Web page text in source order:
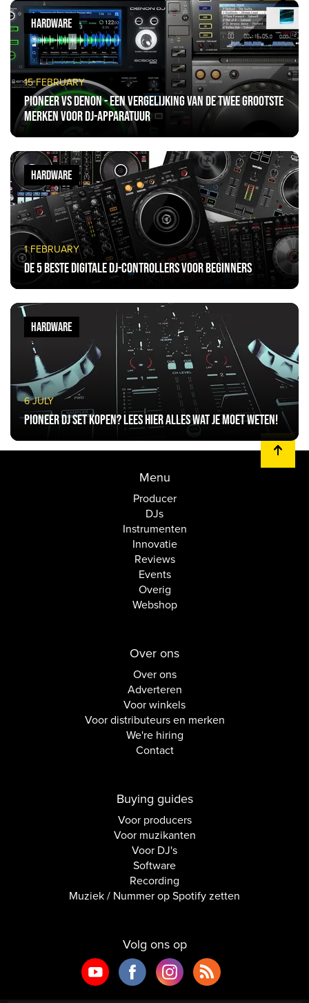
15 FEBRUARY
Pioneer vs Denon - een vergelijking van de twee grootste
merken voor DJ-apparatuur
HARDWARE
1 FEBRUARY
De 5 beste digitale DJ-controllers voor beginners
HARDWARE
6 JULY
Pioneer DJ Set kopen? Lees hier alles wat je moet weten!
HARDWARE
Menu
Producer
DJs
Instrumenten
Innovatie
Reviews
Events
Overig
Webshop
Over ons
Over ons
Adverteren
Voor winkels
Voor distributeurs en merken
We're hiring
Contact
Buying guides
Voor producers
Voor muzikanten
Voor DJ's
Software
Recording
Muziek / Nummer op Spotify zetten
Volg ons op